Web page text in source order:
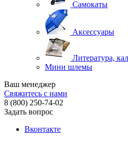
Самокаты
Аксессуары
Литература,
Мини шлемы
Ваш менеджер
Свяжитесь с нами
8 (800) 250-74-02
Задать вопрос
Вконтакте